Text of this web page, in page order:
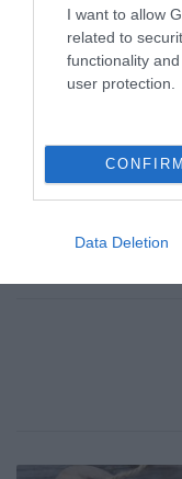
I want to allow
related to
functionality
user protection.
CONFIRM
Data Deletion